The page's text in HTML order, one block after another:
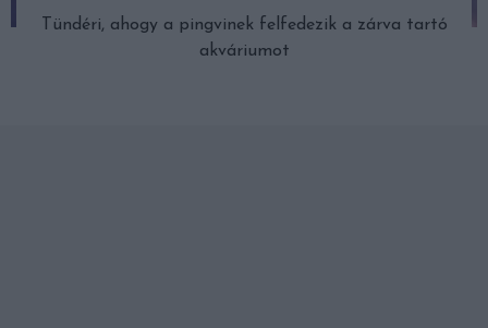
Tündéri, ahogy a pingvinek felfedezik a zárva tartó
akváriumot